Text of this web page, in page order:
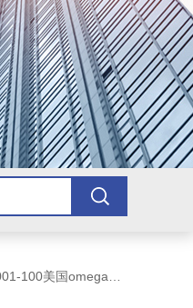
电偶线SPCC-001-100美国OMEGA热电偶测温线